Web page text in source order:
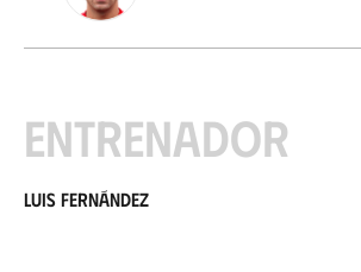
Entrenador
Luis Fernández